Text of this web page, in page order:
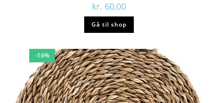
kr. 60,00
Gå til shop
-16%